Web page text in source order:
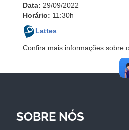
Data: 29/09/2022
Horário: 11:30h
Lattes
Confira mais informações sobre
SOBRE NÓS